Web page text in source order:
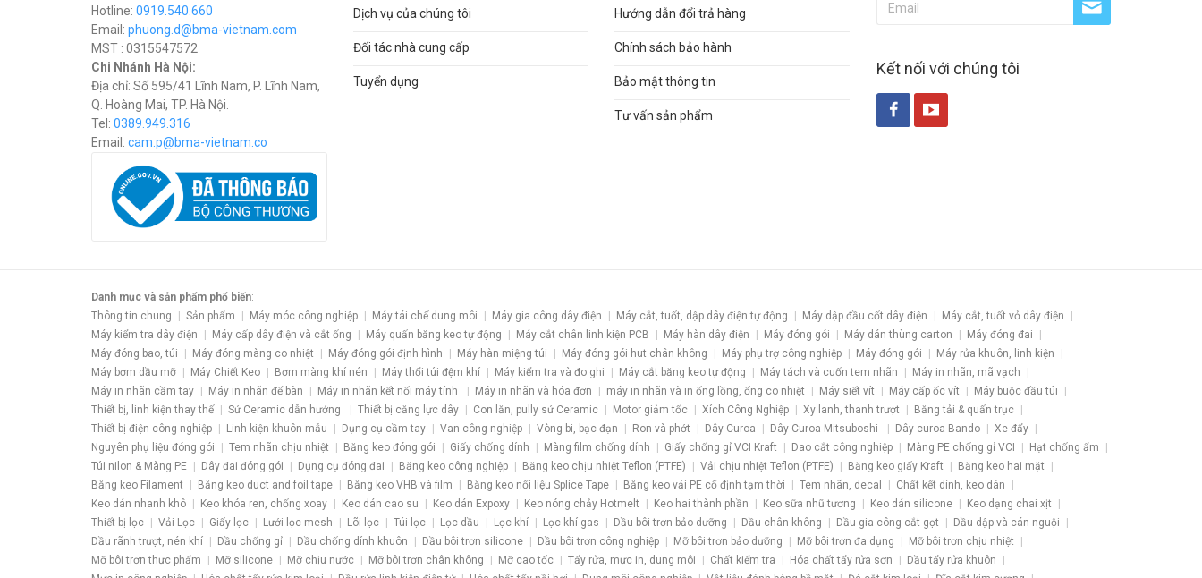
Hotline: 0919.540.660
Email: phuong.d@bma-vietnam.com
MST : 0315547572
Chi Nhánh Hà Nội:
Địa chỉ: Số 595/41 Lĩnh Nam, P. Lĩnh Nam,
Q. Hoàng Mai, TP. Hà Nội.
Tel: 0389.949.316
Email: cam.p@bma-vietnam.co
Dịch vụ của chúng tôi
Đối tác nhà cung cấp
Tuyển dụng
Hướng dẫn đổi trả hàng
Chính sách bảo hành
Bảo mật thông tin
Tư vấn sản phẩm
Kết nối với chúng tôi
Danh mục và sản phẩm phổ biến:
Thông tin chung
Sản phẩm Máy móc công nghiệp Máy tái chế dung môi Máy gia công dây điện Máy cắt, tuốt, dập dây điện tự động Máy dập đầu cốt dây điện
Máy cắt, tuốt vỏ dây điện
Máy kiểm tra dây điện
Máy cấp dây điện và cắt ống Máy quấn băng keo tự động Máy cắt chân linh kiện PCB Máy hàn dây điện Máy đóng gói Máy dán thùng carton
Máy đóng đai
Máy đóng bao, túi
Máy đóng màng co nhiệt Máy đóng gói định hình Máy hàn miệng túi Máy đóng gói hut chân không Máy phụ trợ công nghiệp Máy đóng gói
Máy rửa khuôn, linh kiện
Máy bơm dầu mỡ
Máy Chiết Keo Bơm màng khí nén Máy thổi túi đệm khí Máy kiểm tra và đo ghi Máy cắt băng keo tự động Máy tách và cuốn tem nhãn
Máy in nhãn, mã vạch
Máy in nhãn cầm tay
Máy in nhãn để bàn Máy in nhãn kết nối máy tính Máy in nhãn và hóa đơn máy in nhãn và in ống lồng, ống co nhiệt Máy siết vít Máy cấp ốc vít
Máy buộc đầu túi
Thiết bị, linh kiện thay thế
Sứ Ceramic dẫn hướng Thiết bị căng lực dây Con lăn, pully sứ Ceramic Motor giảm tốc Xích Công Nghiệp Xy lanh, thanh trượt
Băng tải & quấn trục
Thiết bị điện công nghiệp
Linh kiện khuôn mẫu Dụng cụ cầm tay Van công nghiệp Vòng bi, bạc đạn Ron và phớt Dây Curoa Dây Curoa Mitsuboshi Dây curoa Bando
Xe đẩy
Nguyên phụ liệu đóng gói
Tem nhãn chịu nhiệt Băng keo đóng gói Giấy chống dính Màng film chống dính Giấy chống gỉ VCI Kraft Dao cắt công nghiệp Màng PE chống gỉ VCI
Hạt chống ẩm
Túi nilon & Màng PE
Dây đai đóng gói Dụng cụ đóng đai Băng keo công nghiệp Băng keo chịu nhiệt Teflon (PTFE) Vải chịu nhiệt Teflon (PTFE) Băng keo giấy Kraft
Băng keo hai mặt
Băng keo Filament
Băng keo duct and foil tape Băng keo VHB và film Băng keo nối liệu Splice Tape Băng keo vải PE cố định tạm thời Tem nhãn, decal
Chất kết dính, keo dán
Keo dán nhanh khô
Keo khóa ren, chống xoay Keo dán cao su Keo dán Expoxy Keo nóng chảy Hotmelt Keo hai thành phần Keo sữa nhũ tương Keo dán silicone
Keo dạng chai xịt
Thiết bị lọc
Vải Lọc Giấy lọc Lưới lọc mesh Lõi lọc Túi lọc Lọc dầu Lọc khí Lọc khí gas Dầu bôi trơn bảo dưỡng Dầu chân không Dầu gia công cắt gọt
Dầu dập và cán nguội
Dầu rãnh trượt, nén khí
Dầu chống gỉ Dầu chống dính khuôn Dầu bôi trơn silicone Dầu bôi trơn công nghiệp Mỡ bôi trơn bảo dưỡng Mỡ bôi trơn đa dụng
Mỡ bôi trơn chịu nhiệt
Mỡ bôi trơn thực phẩm
Mỡ silicone Mỡ chịu nước Mỡ bôi trơn chân không Mỡ cao tốc Tẩy rửa, mực in, dung môi Chất kiểm tra Hóa chất tẩy rửa sơn
Dầu tẩy rửa khuôn